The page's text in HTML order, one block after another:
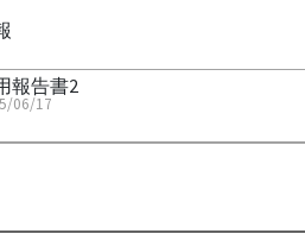
報告書2
06/17